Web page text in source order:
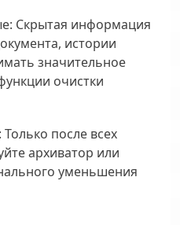
Скрытая информация
истории
значительное
очистки
Только после всех
архиватор или
уменьшения